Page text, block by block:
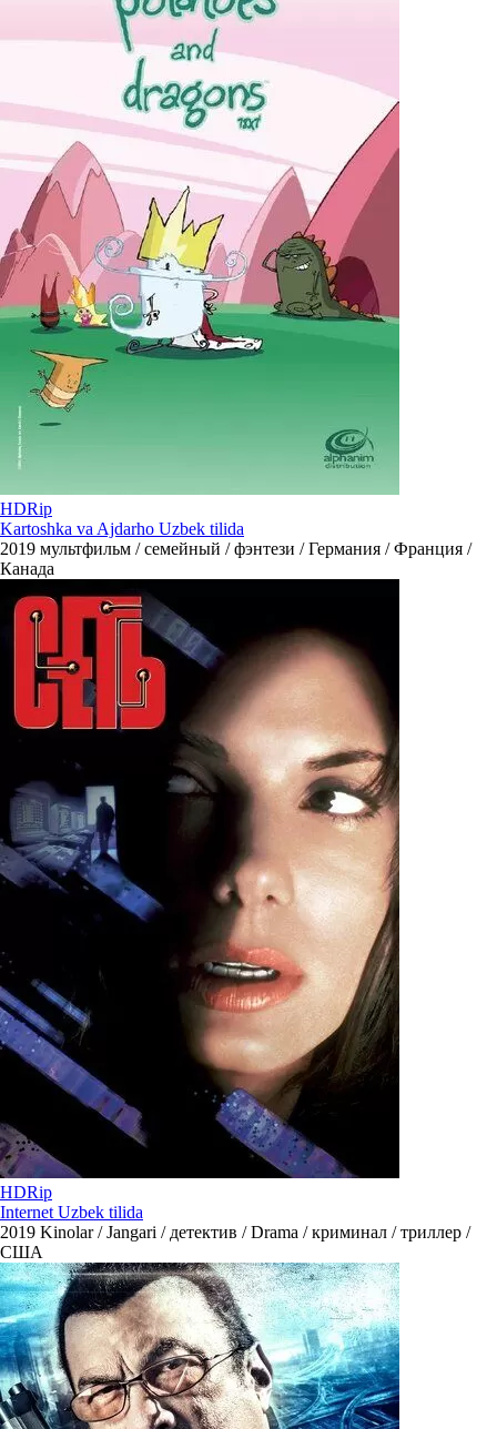
HDRip
Kartoshka va Ajdarho Uzbek tilida
2019 мультфильм / семейный / фэнтези / Германия / Франция /
Канада
HDRip
Internet Uzbek tilida
2019 Kinolar / Jangari / детектив / Drama / криминал / триллер /
США